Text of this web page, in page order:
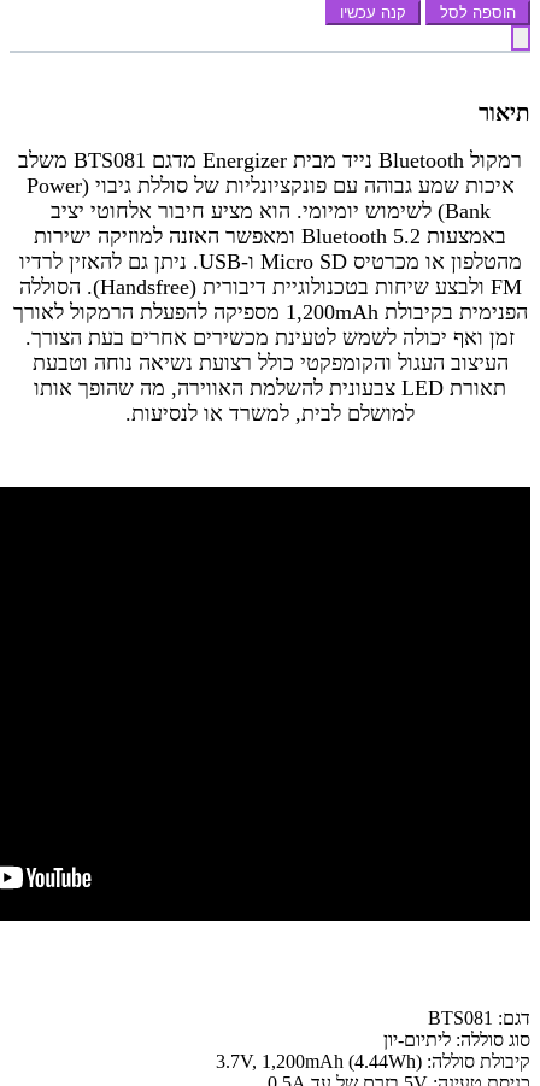
הוספה לסל קנה עכשיו
תיאור
רמקול Bluetooth נייד מבית Energizer מדגם BTS081 משלב
איכות שמע גבוהה עם פונקציונליות של סוללת גיבוי (Power
Bank) לשימוש יומיומי. הוא מציע חיבור אלחוטי יציב
באמצעות Bluetooth 5.2 ומאפשר האזנה למוזיקה ישירות
מהטלפון או מכרטיס Micro SD ו-USB. ניתן גם להאזין לרדיו
FM ולבצע שיחות בטכנולוגיית דיבורית (Handsfree). הסוללה
הפנימית בקיבולת 1,200mAh מספיקה להפעלת הרמקול לאורך
זמן ואף יכולה לשמש לטעינת מכשירים אחרים בעת הצורך.
העיצוב העגול והקומפקטי כולל רצועת נשיאה נוחה וטבעת
תאורת LED צבעונית להשלמת האווירה, מה שהופך אותו
למושלם לבית, למשרד או לנסיעות.
דגם: BTS081
סוג סוללה: ליתיום-יון
קיבולת סוללה: 3.7V, 1,200mAh (4.44Wh)